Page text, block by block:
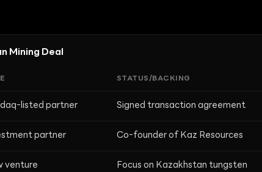
Mining Deal
STATUS/BACKING
listed partner Signed transaction agreement
partner Co-founder of Kaz Resources
venture Focus on Kazakhstan tungsten